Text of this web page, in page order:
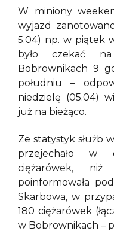
W miniony
wyjazd
5.04) np. w piątek
było czekać
Bobrownikach 9
południu –
niedzielę (05.04)
już na bieżąco.
Ze statystyk służb
przejechało w
ciężarówek,
poinformowała
Skarbowa, w
180 ciężarówek
w Bobrownikach –